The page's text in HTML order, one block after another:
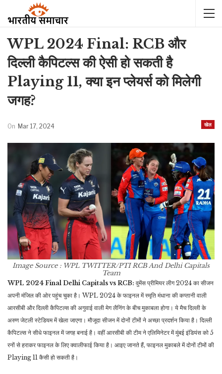
WPL 2024 Final: RCB और
दिल्ली कैपिटल्स की ऐसी हो सकती है
Playing 11, क्या इन प्लेयर्स को मिलेगी
जगह?
खेल
On Mar 17, 2024
Image Source : WPL TWITTER/PTIRCB And Delhi Capitals
Team
WPL 2024 Final Delhi Capitals vs RCB: वुमेंस प्रीमियर लीग 2024 का सीजन
अपनी मंजिल की ओर पहुंच चुका है। WPL 2024 के फाइनल में स्मृति मंधाना की कप्तानी वाली
आरसीबी और दिल्ली कैपिटल्स की अगुवाई वाली मेग लैनिंग के बीच मुकाबला होगा। ये मैच दिल्ली के
अरुण जेटली स्टेडियम में खेला जाएगा। मौजूदा सीजन में दोनों टीमों ने अच्छा प्रदर्शन किया है। दिल्ली
कैपिटल्स ने सीधे फाइनल में जगह बनाई है। वहीं आरसीबी की टीम ने एलिमिनेटर में मुंबई इंडियंस को 5
रनों से हराकर फाइनल के लिए क्वालीफाई किया है। आइए जानते हैं, फाइनल मुकाबले में दोनों टीमों की
Playing 11 कैसी हो सकती है।